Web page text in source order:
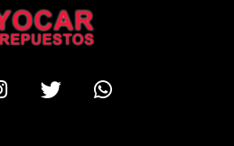
TwitterWhatsapp